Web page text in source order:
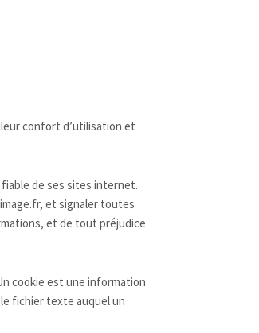
confort d’utilisation et
de ses sites internet.
et signaler toutes
et de tout préjudice
cookie est une information
fichier texte auquel un